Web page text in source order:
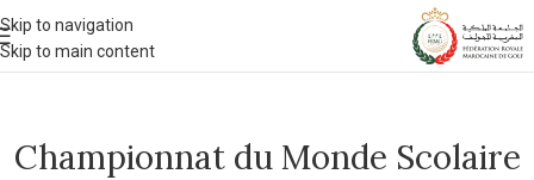
Skip to navigation
Skip to main content
Championnat du Monde Scolaire